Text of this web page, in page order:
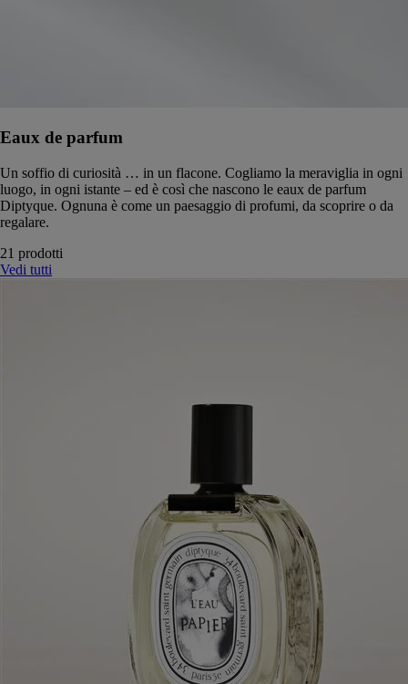
Eaux de parfum
Un soffio di curiosità … in un flacone. Cogliamo la meraviglia in ogni
luogo, in ogni istante – ed è così che nascono le eaux de parfum
Diptyque. Ognuna è come un paesaggio di profumi, da scoprire o da
regalare.
21 prodotti
Vedi tutti